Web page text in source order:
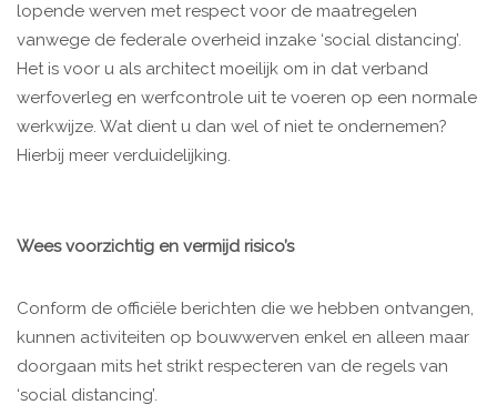
lopende werven met respect voor de maatregelen
vanwege de federale overheid inzake ‘social distancing’.
Het is voor u als architect moeilijk om in dat verband
werfoverleg en werfcontrole uit te voeren op een normale
werkwijze. Wat dient u dan wel of niet te ondernemen?
Hierbij meer verduidelijking.
Wees voorzichtig en vermijd risico’s
Conform de officiële berichten die we hebben ontvangen,
kunnen activiteiten op bouwwerven enkel en alleen maar
doorgaan mits het strikt respecteren van de regels van
‘social distancing’.